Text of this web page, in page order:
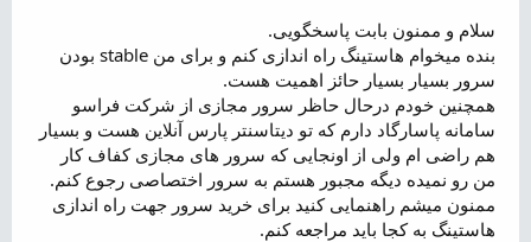
با دیتاسنتر طرف نشید معمولا مشتری های خوردشون رو خیلی تحویل
نمیگیرن و اذیت میشید بهتره از شرکت هایی که در اون دیتاسنتر ها
سرویس اراپه میکنن استفاده کنید
حالا برای راهنمایی بهتر شما بفرمایید مصرفتون چیه تا چند تا گزینه رو
معرفی کنم بهتون و اونهارو تو لیست برسیتون قرار بدید
سلام و ممنون بابت پاسخگویی.
بنده میخوام هاستینگ راه اندازی کنم و برای من stable بودن
سرور بسیار بسیار حائز اهمیت هست.
همچنین خودم درحال حاظر سرور مجازی از شرکت فراسو
سامانه پاسارگاد دارم که تو دیتاسنتر پارس آنلاین هست و بسیار
هم راضی ام ولی از اونجایی که سرور های مجازی کفاف کار
من رو نمیده دیگه مجبور هستم به سرور اختصاصی رجوع کنم.
ممنون میشم راهنمایی کنید برای خرید سرور جهت راه اندازی
هاستینگ به کجا باید مراجعه کنم.